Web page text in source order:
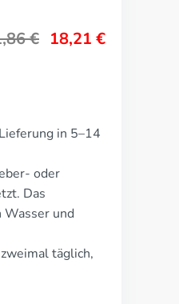
€ 18,21 €
in 5–14
oder
Das
und
täglich,